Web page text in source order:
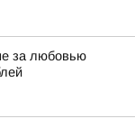
за любовью